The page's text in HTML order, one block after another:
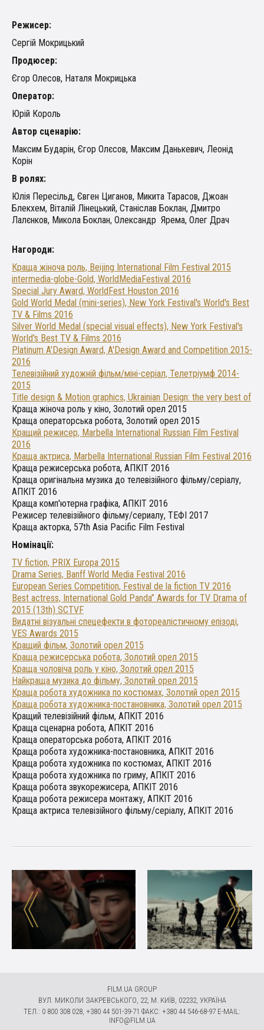
Режисер:
Сергій Мокрицький
Продюсер:
Єгор Олесов, Наталя Мокрицька
Оператор:
Юрій Король
Автор сценарію:
Максим Бударін, Єгор Олєсов, Максим Данькевич, Леонід
Корін
В ролях:
Юлія Пересільд, Євген Циганов, Микита Тарасов, Джоан
Блекхем, Віталій Лінецький, Станіслав Боклан, Дмитро
Лалєнков, Микола Боклан, Олександр Ярема, Олег Драч
Нагороди:
Краща жіноча роль, Beijing International Film Festival 2015
intermedia-globe-Gold, WorldMediaFestival 2016
Special Jury Award, WorldFest Houston 2016
Gold World Medal (mini-series), New York Festival's World's Best
TV & Films 2016
Silver World Medal (special visual effects), New York Festival's
World's Best TV & Films 2016
Platinum A'Design Award, A'Design Award and Competition 2015-
2016
Телевізійний художній фільм/міні-серіал, Телетріумф 2014-
2015
Title design & Motion graphics, Ukrainian Design: the very best of
Краща жіноча роль у кіно, Золотий орел 2015
Краща операторська робота, Золотий орел 2015
Кращий режисер, Marbella International Russian Film Festival
2016
Краща актриса, Marbella International Russian Film Festival 2016
Краща режисерська робота, АПКІТ 2016
Краща оригінальна музика до телевізійного фільму/серіалу,
АПКІТ 2016
Краща комп'ютерна графіка, АПКІТ 2016
Режисер телевізійного фільму/сериалу, ТЕФІ 2017
Краща акторка, 57th Asia Pacific Film Festival
Номінації:
TV fiction, PRIX Europa 2015
Drama Series, Banff World Media Festival 2016
European Series Competition, Festival de la fiction TV 2016
Best actress, International Gold Panda” Awards for TV Drama of
2015 (13th) SCTVF
Видатні візуальні спецефекти в фотореалістичному епізоді,
VES Awards 2015
Кращий фільм, Золотий орел 2015
Краща режисерська робота, Золотий орел 2015
Краща чоловіча роль у кіно, Золотий орел 2015
Найкраща музика до фільму, Золотий орел 2015
Краща робота художника по костюмах, Золотий орел 2015
Краща робота художника-постановника, Золотий орел 2015
Кращий телевізійний фільм, АПКІТ 2016
Краща сценарна робота, АПКІТ 2016
Краща операторська робота, АПКІТ 2016
Краща робота художника-постановника, АПКІТ 2016
Краща робота художника по костюмах, АПКІТ 2016
Краща робота художника по гриму, АПКІТ 2016
Краща робота звукорежисера, АПКІТ 2016
Краща робота режисера монтажу, АПКІТ 2016
Краща актриса телевізійного фільму/серіалу, АПКІТ 2016
FILM.UA GROUP
ВУЛ. МИКОЛИ ЗАКРЕВСЬКОГО, 22, М. КИЇВ, 02232, УКРАЇНА
ТЕЛ.: 0 800 308 028, +380 44 501-39-71 ФАКС: +380 44 546-68-97 E-MAIL:
INFO@FILM.UA